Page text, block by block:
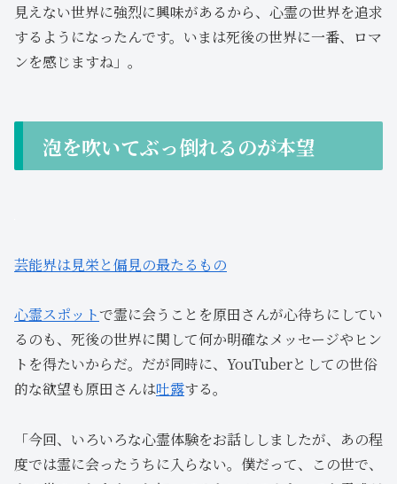
見えない世界に強烈に興味があるから、心霊の世界を追求
するようになったんです。いまは死後の世界に一番、ロマ
ンを感じますね」。
泡を吹いてぶっ倒れるのが本望
芸能界は見栄と偏見の最たるもの
心霊スポットで霊に会うことを原田さんが心待ちにしてい
るのも、死後の世界に関して何か明確なメッセージやヒン
トを得たいからだ。だが同時に、YouTuberとしての世俗
的な欲望も原田さんは吐露する。
「今回、いろいろな心霊体験をお話ししましたが、あの程
度では霊に会ったうちに入らない。僕だって、この世で、